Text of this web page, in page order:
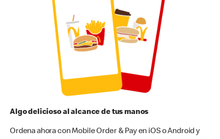
Algo delicioso al alcance de tus manos
Ordena ahora con Mobile Order & Pay en iOS o Android y